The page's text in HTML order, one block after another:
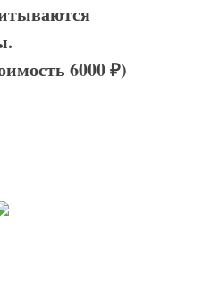
6000 ₽)